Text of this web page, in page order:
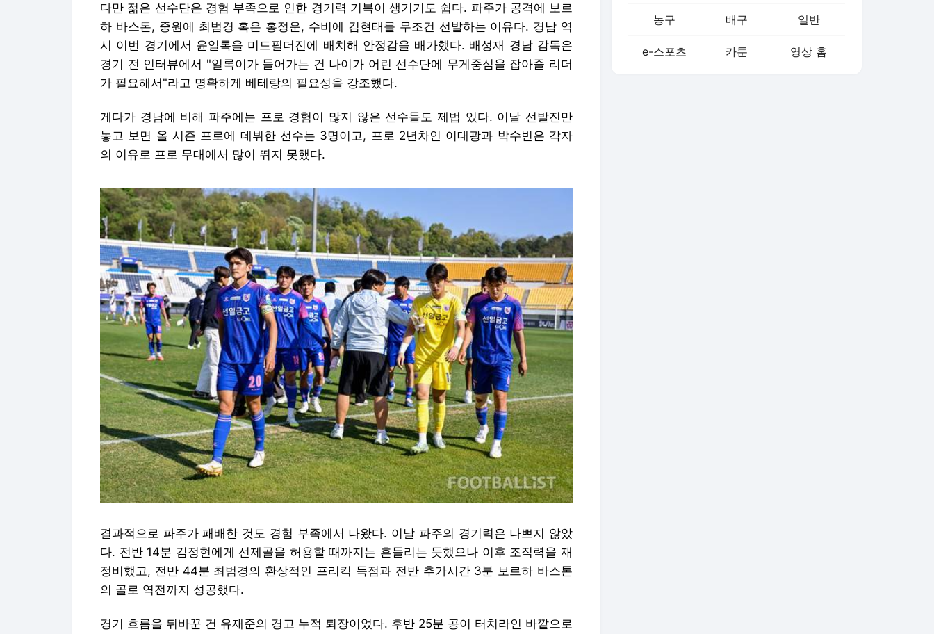
다만 젊은 선수단은 경험 부족으로 인한 경기력 기복이 생기기도 쉽다. 파주가 공격에 보르
하 바스톤, 중원에 최범경 혹은 홍정운, 수비에 김현태를 무조건 선발하는 이유다. 경남 역
시 이번 경기에서 윤일록을 미드필더진에 배치해 안정감을 배가했다. 배성재 경남 감독은
경기 전 인터뷰에서 "일록이가 들어가는 건 나이가 어린 선수단에 무게중심을 잡아줄 리더
가 필요해서"라고 명확하게 베테랑의 필요성을 강조했다.
게다가 경남에 비해 파주에는 프로 경험이 많지 않은 선수들도 제법 있다. 이날 선발진만
놓고 보면 올 시즌 프로에 데뷔한 선수는 3명이고, 프로 2년차인 이대광과 박수빈은 각자
의 이유로 프로 무대에서 많이 뛰지 못했다.
결과적으로 파주가 패배한 것도 경험 부족에서 나왔다. 이날 파주의 경기력은 나쁘지 않았
다. 전반 14분 김정현에게 선제골을 허용할 때까지는 흔들리는 듯했으나 이후 조직력을 재
정비했고, 전반 44분 최범경의 환상적인 프리킥 득점과 전반 추가시간 3분 보르하 바스톤
의 골로 역전까지 성공했다.
경기 흐름을 뒤바꾼 건 유재준의 경고 누적 퇴장이었다. 후반 25분 공이 터치라인 바깥으로
농구 배구 일반
e-스포츠 카툰 영상 홈